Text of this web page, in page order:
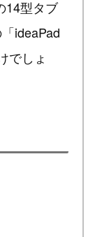
14型タブ
ideaPad
でしょ